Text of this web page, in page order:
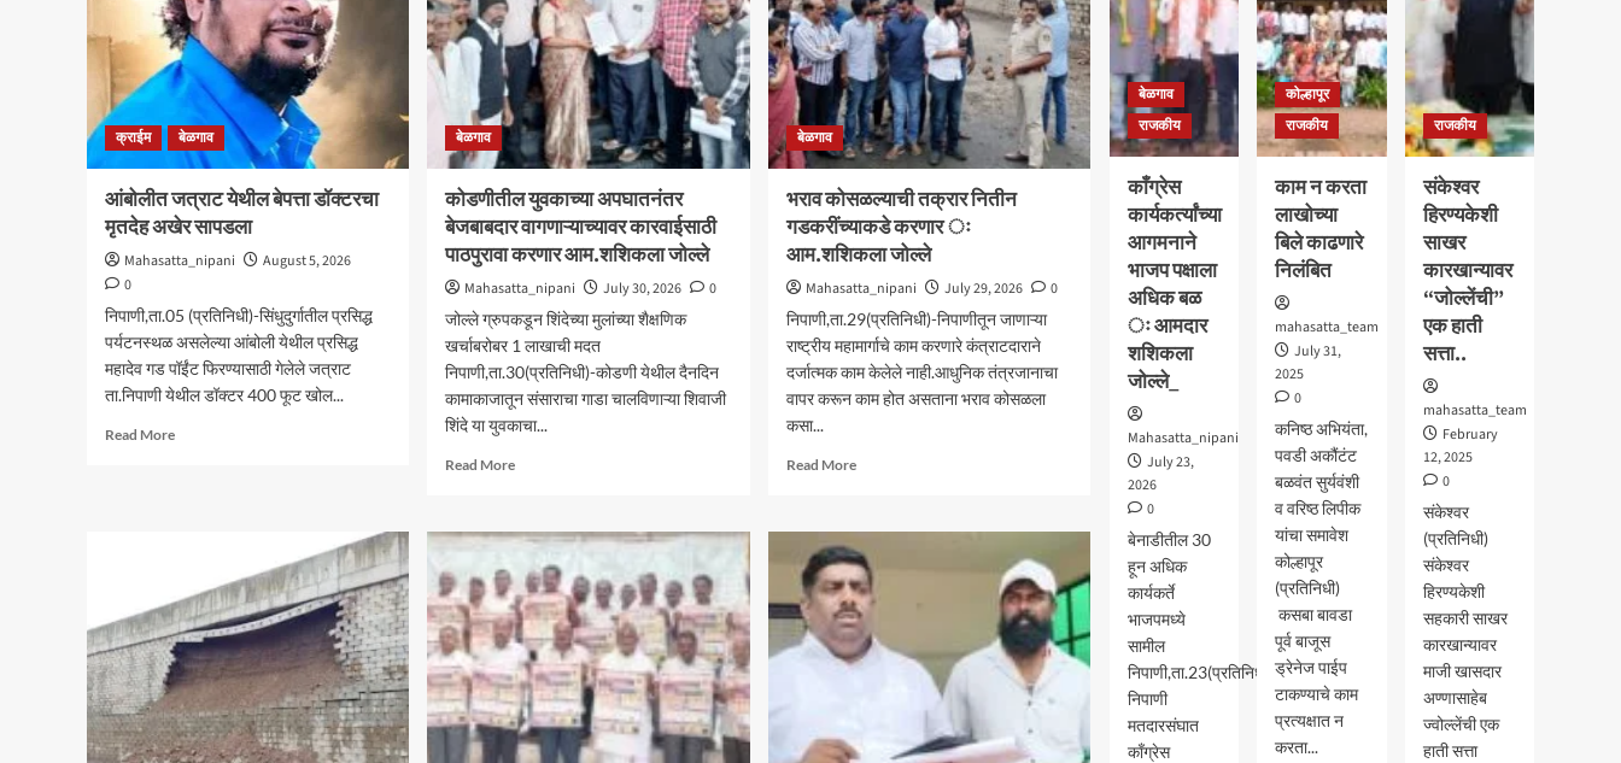
क्राईम बेळगाव
आंबोलीत जत्राट येथील बेपत्ता डॉक्टरचा
मृतदेह अखेर सापडला
Mahasatta_nipani
August 5, 2026
0
निपाणी,ता.05 (प्रतिनिधी)-सिंधुदुर्गातील प्रसिद्ध
पर्यटनस्थळ असलेल्या आंबोली येथील प्रसिद्ध
महादेव गड पॉईंट फिरण्यासाठी गेलेले जत्राट
ता.निपाणी येथील डॉक्टर 400 फूट खोल...
Read MoreRead
डॉक्टरचा
मृतदेह
अखेर
सापडला
बेळगाव
कोडणीतील युवकाच्या अपघातनंतर
बेजबाबदार वागणाऱ्याच्यावर कारवाईसाठी
पाठपुरावा करणार आम.शशिकला जोल्ले
Mahasatta_nipani July 30, 2026
0
जोल्ले ग्रुपकडून शिंदेच्या मुलांच्या शैक्षणिक
खर्चाबरोबर 1 लाखाची मदत
निपाणी,ता.30(प्रतिनिधी)-कोडणी येथील दैनदिन
कामाकाजातून संसाराचा गाडा चालविणाऱ्या शिवाजी
शिंदे या युवकाचा...
Read MoreRead
कोडणीतील
अपघातनंतर
बेजबाबदार
वागणाऱ्याच्यावर
कारवाईसाठी
पाठपुरावा
करणार
आम.शशिकला
जोल्ले
बेळगाव
भराव कोसळल्याची तक्रार नितीन
गडकरींच्याकडे करणार ः
आम.शशिकला जोल्ले
Mahasatta_nipani July 29, 2026
0
निपाणी,ता.29(प्रतिनिधी)-निपाणीतून जाणाऱ्या
राष्ट्रीय महामार्गाचे काम करणारे कंत्राटदाराने
दर्जात्मक काम केलेले नाही.आधुनिक तंत्रजानाचा
वापर करून काम होत असताना भराव कोसळला
कसा...
Read MoreRead
भराव
कोसळल्याची
तक्रार
नितीन
गडकरींच्याकडे
करणार
ः
बेळगाव
राजकीय
काँग्रेस
कार्यकर्त्यांच्या
आगमनाने
भाजप पक्षाला
अधिक बळ
ः आमदार
शशिकला
जोल्ले_
Mahasatta_nipani
July 23,
2026
0
बेनाडीतील 30
हून अधिक
कार्यकर्ते
भाजपमध्ये
सामील
निपाणी,ता.23(प्रतिनिधी)-
निपाणी
मतदारसंघात
काँग्रेस
कोल्हापूर
राजकीय
काम न करता
लाखोच्या
बिले काढणारे
निलंबित
mahasatta_team
July 31,
2025
0
कनिष्ठ अभियंता,
पवडी अकौंटंट
बळवंत सुर्यवंशी
व वरिष्ठ लिपीक
यांचा समावेश
कोल्हापूर
(प्रतिनिधी)
कसबा बावडा
पूर्व बाजूस
ड्रेनेज पाईप
टाकण्याचे काम
प्रत्यक्षात न
करता...
राजकीय
संकेश्वर
हिरण्यकेशी
साखर
कारखान्यावर
“जोल्लेंची”
एक हाती
सत्ता..
mahasatta_team
February
12, 2025
0
संकेश्वर
(प्रतिनिधी)
संकेश्वर
हिरण्यकेशी
सहकारी साखर
कारखान्यावर
माजी खासदार
अण्णासाहेब
ज्वोल्लेंची एक
हाती सत्ता